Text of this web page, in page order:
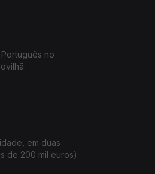
no
em duas
de 200 mil euros).